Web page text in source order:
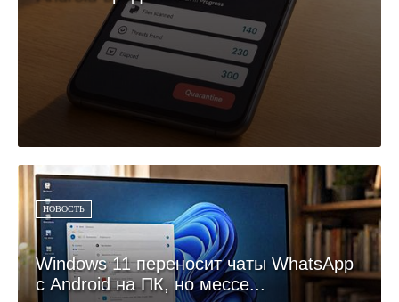
НОВОСТЬ
Windows 11 переносит чаты WhatsApp
с Android на ПК, но мессе...